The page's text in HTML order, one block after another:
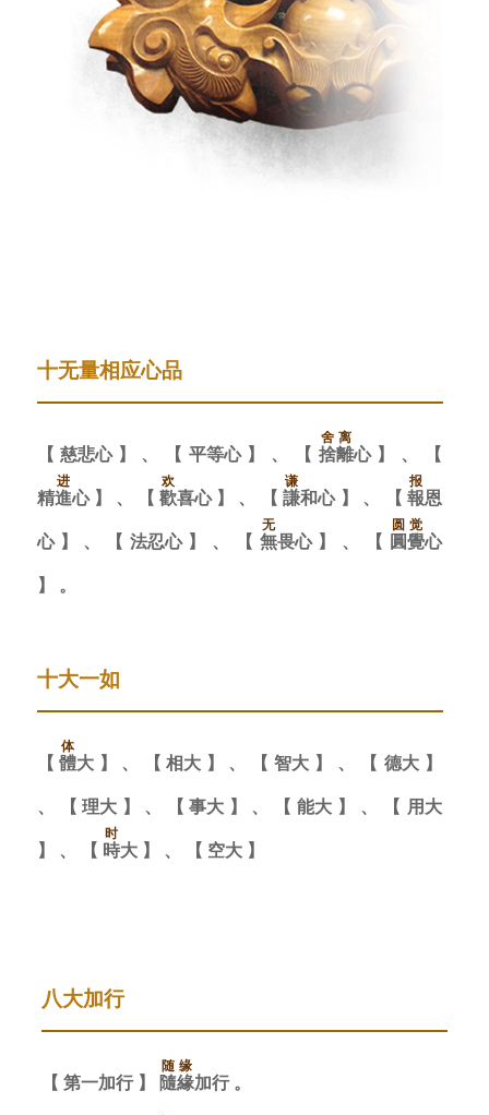
十无量相应心品
【慈悲心】 、 【平等心】 、 【捨
舍
離
离
心】 、
精進
进
心】 、 【歡
欢
喜心】 、 【謙
谦
和心】 、 【報
报
恩
心】 、 【法忍心】 、 【無
无
畏心】 、 【 圓
圆
覺
觉
心
】 。
十大一如
【體
体
大 】 、 【相大 】 、 【智大 】 、 【德大 】
、 【理大 】 、 【事大 】 、 【能大 】 、 【 用 大
】 、 【 時
时
大 】 、 【 空大 】
八大加行
【第一加行】 隨
随
緣
缘
加行 。